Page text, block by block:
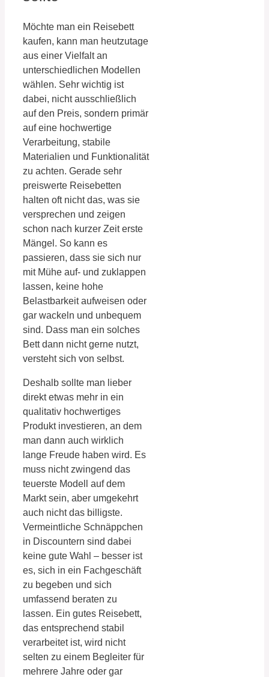
Möchte man ein Reisebett
kaufen, kann man heutzutage
aus einer Vielfalt an
unterschiedlichen Modellen
wählen. Sehr wichtig ist
dabei, nicht ausschließlich
auf den Preis, sondern primär
auf eine hochwertige
Verarbeitung, stabile
Materialien und Funktionalität
zu achten. Gerade sehr
preiswerte Reisebetten
halten oft nicht das, was sie
versprechen und zeigen
schon nach kurzer Zeit erste
Mängel. So kann es
passieren, dass sie sich nur
mit Mühe auf- und zuklappen
lassen, keine hohe
Belastbarkeit aufweisen oder
gar wackeln und unbequem
sind. Dass man ein solches
Bett dann nicht gerne nutzt,
versteht sich von selbst.
Deshalb sollte man lieber
direkt etwas mehr in ein
qualitativ hochwertiges
Produkt investieren, an dem
man dann auch wirklich
lange Freude haben wird. Es
muss nicht zwingend das
teuerste Modell auf dem
Markt sein, aber umgekehrt
auch nicht das billigste.
Vermeintliche Schnäppchen
in Discountern sind dabei
keine gute Wahl – besser ist
es, sich in ein Fachgeschäft
zu begeben und sich
umfassend beraten zu
lassen. Ein gutes Reisebett,
das entsprechend stabil
verarbeitet ist, wird nicht
selten zu einem Begleiter für
mehrere Jahre oder gar